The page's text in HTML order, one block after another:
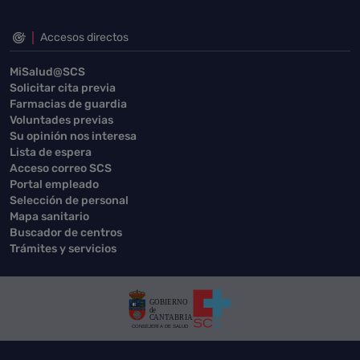
Accesos directos
MiSalud@SCS
Solicitar cita previa
Farmacias de guardia
Voluntades previas
Su opinión nos interesa
Lista de espera
Acceso correo SCS
Portal empleado
Selección de personal
Mapa sanitario
Buscador de centros
Trámites y servicios